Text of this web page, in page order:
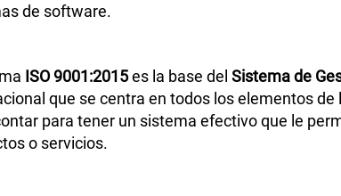
de software.
ISO 9001:2015es la base delSistema de
que se centra en todos los elementos
para tener un sistema efectivo que le
o servicios.